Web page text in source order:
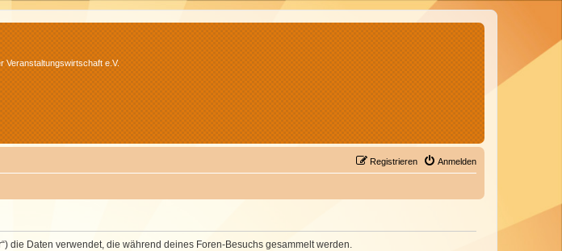
Veranstaltungswirtschaft e.V.
Anmelden
Registrieren
die Daten verwendet, die während deines Foren-Besuchs gesammelt werden.